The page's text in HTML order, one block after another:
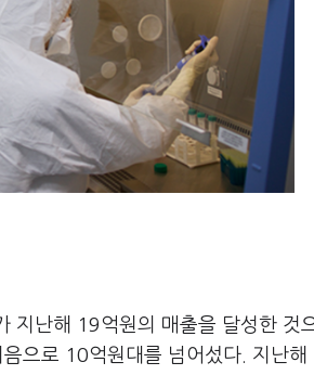
지난해 19억원의 매출을 달성한 것
으로 10억원대를 넘어섰다. 지난해